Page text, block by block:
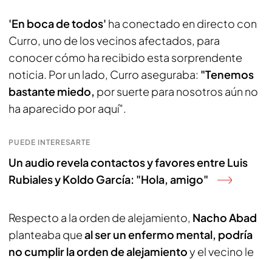
'En boca de todos' ha conectado en directo con
Curro, uno de los vecinos afectados, para
conocer cómo ha recibido esta sorprendente
noticia. Por un lado, Curro aseguraba: "Tenemos
bastante miedo, por suerte para nosotros aún no
ha aparecido por aquí".
PUEDE INTERESARTE
Un audio revela contactos y favores entre Luis
Rubiales y Koldo García: "Hola, amigo"
Respecto a la orden de alejamiento, Nacho Abad
planteaba queal ser un enfermo mental, podría
no cumplir la orden de alejamientoy el vecino le